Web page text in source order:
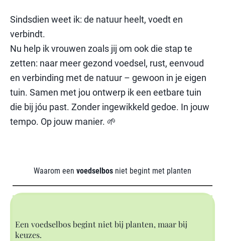
Sindsdien weet ik: de natuur heelt, voedt en
verbindt.
Nu help ik vrouwen zoals jij om ook die stap te
zetten: naar meer gezond voedsel, rust, eenvoud
en verbinding met de natuur – gewoon in je eigen
tuin. Samen met jou ontwerp ik een eetbare tuin
die bij jóu past. Zonder ingewikkeld gedoe. In jouw
tempo. Op jouw manier. 🌱
Waarom een voedselbos niet begint met planten
Een voedselbos begint niet bij planten, maar bij
keuzes.